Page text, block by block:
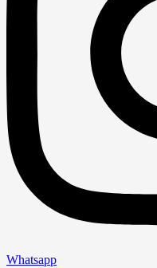
Whatsapp